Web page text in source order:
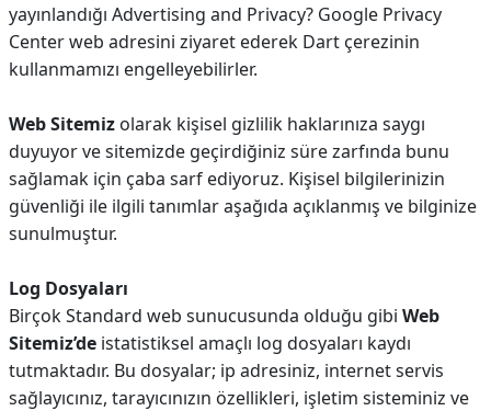
yayınlandığı Advertising and Privacy? Google Privacy
Center web adresini ziyaret ederek Dart çerezinin
kullanmamızı engelleyebilirler.
Web Sitemiz olarak kişisel gizlilik haklarınıza saygı
duyuyor ve sitemizde geçirdiğiniz süre zarfında bunu
sağlamak için çaba sarf ediyoruz. Kişisel bilgilerinizin
güvenliği ile ilgili tanımlar aşağıda açıklanmış ve bilginize
sunulmuştur.
Log Dosyaları
Birçok Standard web sunucusunda olduğu gibi Web
Sitemiz’de istatistiksel amaçlı log dosyaları kaydı
tutmaktadır. Bu dosyalar; ip adresiniz, internet servis
sağlayıcınız, tarayıcınızın özellikleri, işletim sisteminiz ve